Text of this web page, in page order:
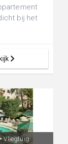
bij het
Vliegtuig